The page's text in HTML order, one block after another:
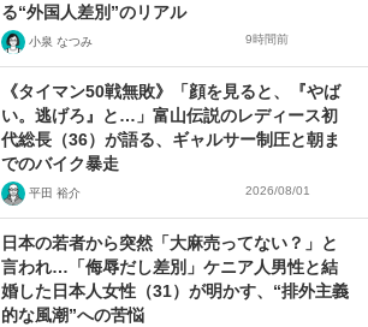
る“外国人差別”のリアル
小泉 なつみ 9時間前
《タイマン50戦無敗》「顔を見ると、『やば
い。逃げろ』と…」富山伝説のレディース初
代総長（36）が語る、ギャルサー制圧と朝ま
でのバイク暴走
平田 裕介 2026/08/01
日本の若者から突然「大麻売ってない？」と
言われ…「侮辱だし差別」ケニア人男性と結
婚した日本人女性（31）が明かす、“排外主義
的な風潮”への苦悩